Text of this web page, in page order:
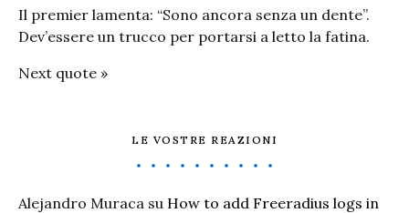
Il premier lamenta: “Sono ancora senza un dente”.
Dev’essere un trucco per portarsi a letto la fatina.
Next quote »
LE VOSTRE REAZIONI
Alejandro Muraca su How to add Freeradius logs in